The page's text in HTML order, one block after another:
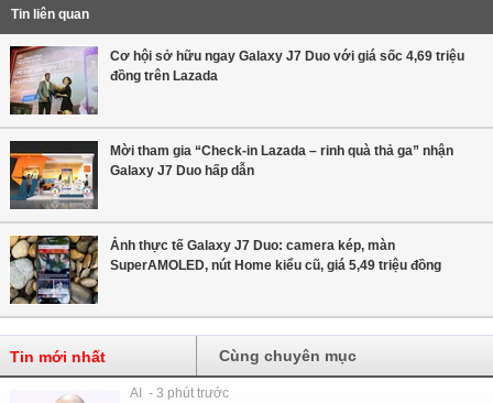
Tin liên quan
Cơ hội sở hữu ngay Galaxy J7 Duo với giá sốc 4,69 triệu
đồng trên Lazada
Mời tham gia “Check-in Lazada – rinh quà thả ga” nhận
Galaxy J7 Duo hấp dẫn
Ảnh thực tế Galaxy J7 Duo: camera kép, màn
SuperAMOLED, nút Home kiểu cũ, giá 5,49 triệu đồng
Tin mới nhất Cùng chuyên mục
AI - 3 phút trước